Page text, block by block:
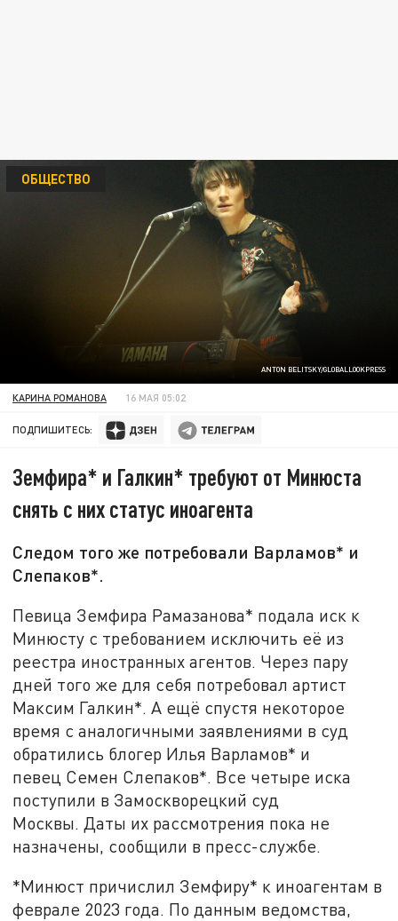
ANTON BELITSKY/GLOBALLOOKPRESS
ОБЩЕСТВО
КАРИНА РОМАНОВА 16 МАЯ 05:02
ПОДПИШИТЕСЬ:
Земфира* и Галкин* требуют от Минюста
снять с них статус иноагента
Следом того же потребовали Варламов* и
Слепаков*.
Певица Земфира Рамазанова* подала иск к
Минюсту с требованием исключить её из
реестра иностранных агентов. Через пару
дней того же для себя потребовал артист
Максим Галкин*. А ещё спустя некоторое
время с аналогичными заявлениями в суд
обратились блогер Илья Варламов* и
певец Семен Слепаков*. Все четыре иска
поступили в Замоскворецкий суд
Москвы. Даты их рассмотрения пока не
назначены, сообщили в пресс-службе.
*Минюст причислил Земфиру* к иноагентам в
феврале 2023 года. По данным ведомства,